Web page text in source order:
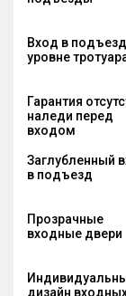
Вход в
уровне
Гарантия
наледи перед
входом
Заглубленный
в подъезд
Прозрачные
входные двери
дизайн